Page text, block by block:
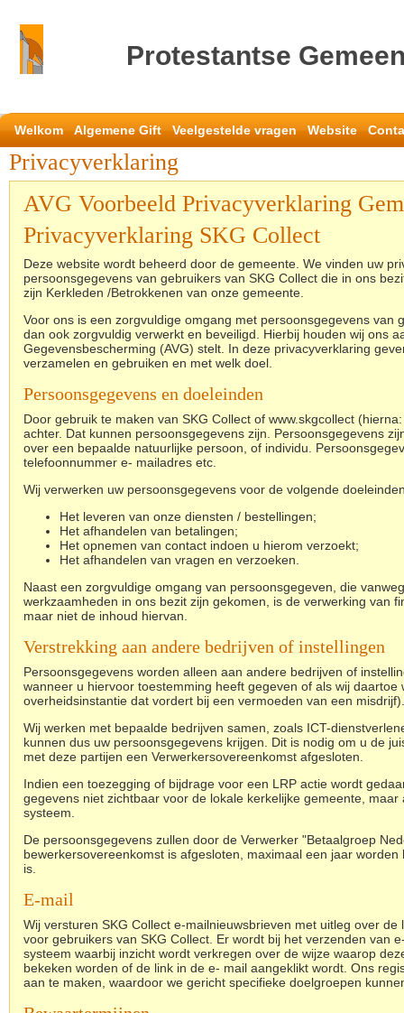
Protestantse
Welkom Algemene Gift Veelgestelde vragen Website
Privacyverklaring
AVG Voorbeeld Privacyverklaring
Privacyverklaring SKG Collect
Deze website wordt beheerd door de gemeente. We vinden uw
persoonsgegevens van gebruikers van SKG Collect die in ons
zijn Kerkleden /Betrokkenen van onze gemeente.
Voor ons is een zorgvuldige omgang met persoonsgegevens van
dan ook zorgvuldig verwerkt en beveiligd. Hierbij houden wij ons
Gegevensbescherming (AVG) stelt. In deze privacyverklaring
verzamelen en gebruiken en met welk doel.
Persoonsgegevens en doeleinden
Door gebruik te maken van SKG Collect of www.skgcollect
achter. Dat kunnen persoonsgegevens zijn. Persoonsgegevens
over een bepaalde natuurlijke persoon, of individu.
telefoonnummer e- mailadres etc.
Wij verwerken uw persoonsgegevens voor de volgende
Het leveren van onze diensten / bestellingen;
Het afhandelen van betalingen;
Het opnemen van contact indoen u hierom verzoekt;
Het afhandelen van vragen en verzoeken.
Naast een zorgvuldige omgang van persoonsgegeven, die
werkzaamheden in ons bezit zijn gekomen, is de verwerking van
maar niet de inhoud hiervan.
Verstrekking aan andere bedrijven of instellingen
Persoonsgegevens worden alleen aan andere bedrijven of
wanneer u hiervoor toestemming heeft gegeven of als wij
overheidsinstantie dat vordert bij een vermoeden van een misdrijf).
Wij werken met bepaalde bedrijven samen, zoals ICT-
kunnen dus uw persoonsgegevens krijgen. Dit is nodig om u de
met deze partijen een Verwerkersovereenkomst afgesloten.
Indien een toezegging of bijdrage voor een LRP actie wordt
gegevens niet zichtbaar voor de lokale kerkelijke gemeente,
systeem.
De persoonsgegevens zullen door de Verwerker "Betaalgroep
bewerkersovereenkomst is afgesloten, maximaal een jaar
is.
E-mail
Wij versturen SKG Collect e-mailnieuwsbrieven met uitleg over
voor gebruikers van SKG Collect. Er wordt bij het verzenden van
systeem waarbij inzicht wordt verkregen over de wijze waarop
bekeken worden of de link in de e- mail aangeklikt wordt. Ons
aan te maken, waardoor we gericht specifieke doelgroepen